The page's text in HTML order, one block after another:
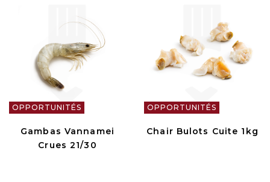
OPPORTUNITÉS
Gambas Vannamei
Crues 21/30
OPPORTUNITÉS
Chair Bulots Cuite 1kg